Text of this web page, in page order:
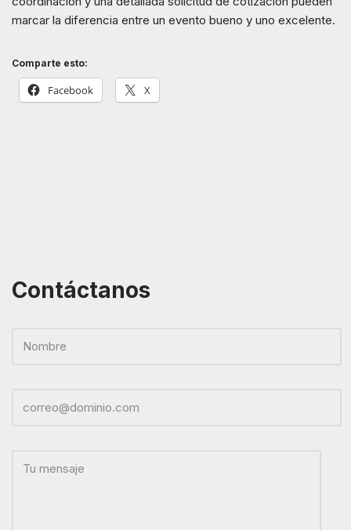
marcar la diferencia entre un evento bueno y uno excelente.
Comparte esto:
Facebook X
Contáctanos